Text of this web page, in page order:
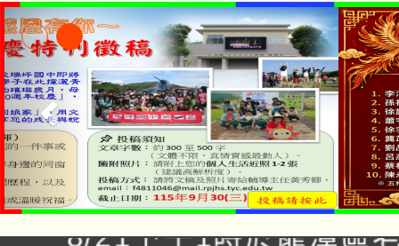
「本色祭」8/29、30
場熱烈登場!
8/21下午1時於龍潭區